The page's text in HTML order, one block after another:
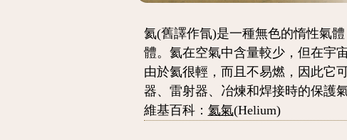
氦(舊譯作氜)是一種無色的惰性氣
體。氦在空氣中含量較少，但在宇
由於氦很輕，而且不易燃，因此它
器、雷射器、冶煉和焊接時的保護
維基百科： 氦氣(Helium)